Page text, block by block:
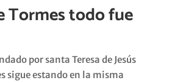
Tormes todo fue
por santa Teresa de Jesús
sigue estando en la misma